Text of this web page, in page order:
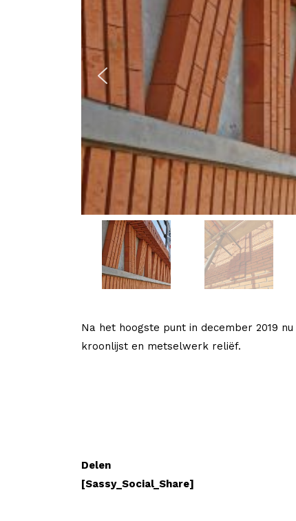
Na het hoogste punt in december 2019
kroonlijst en metselwerk reliëf.
Delen
[Sassy_Social_Share]